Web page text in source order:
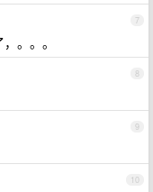
7
。。。
8
9
10